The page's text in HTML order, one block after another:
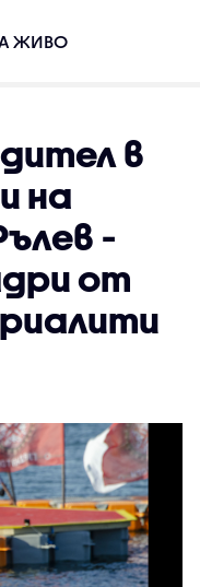
ЖИВО
в
на
-
от